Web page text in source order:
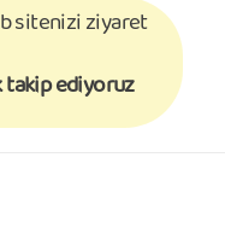
sitenizi ziyaret
ediyoruz